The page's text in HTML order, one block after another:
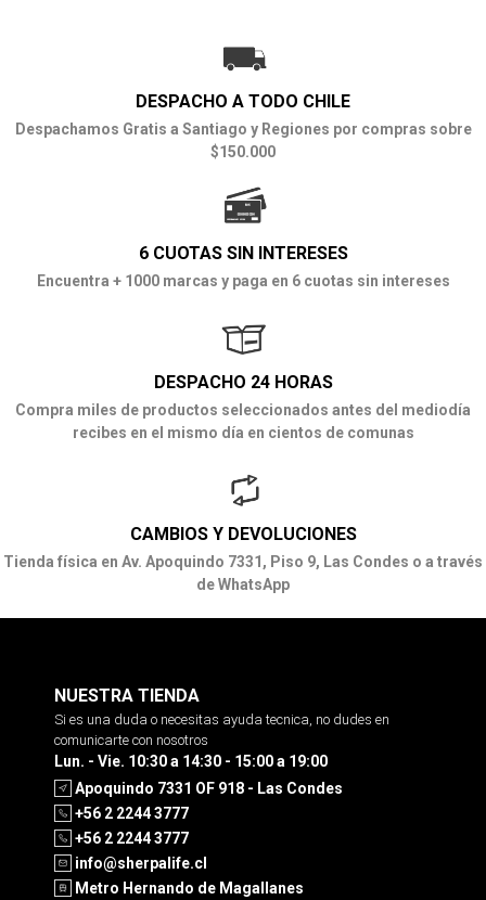
DESPACHO A TODO CHILE
Despachamos Gratis a Santiago y Regiones por compras sobre
$150.000
6 CUOTAS SIN INTERESES
Encuentra + 1000 marcas y paga en 6 cuotas sin intereses
DESPACHO 24 HORAS
Compra miles de productos seleccionados antes del mediodía
recibes en el mismo día en cientos de comunas
CAMBIOS Y DEVOLUCIONES
Tienda física en Av. Apoquindo 7331, Piso 9, Las Condes o a través
de WhatsApp
NUESTRA TIENDA
Si es una duda o necesitas ayuda tecnica, no dudes en
comunicarte con nosotros
Lun. - Vie. 10:30 a 14:30 - 15:00 a 19:00
Apoquindo 7331 OF 918 - Las Condes
+56 2 2244 3777
+56 2 2244 3777
info@sherpalife.cl
Metro Hernando de Magallanes